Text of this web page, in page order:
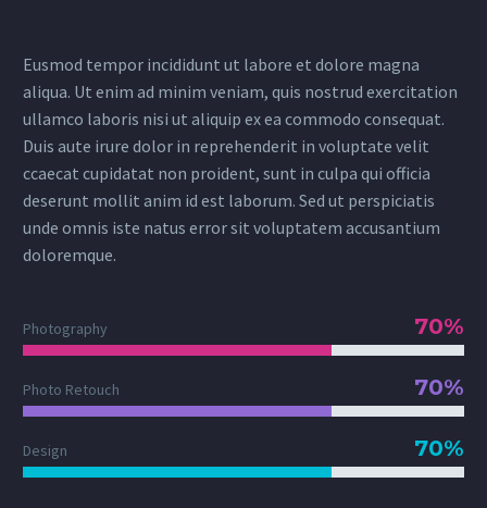
Eusmod tempor incididunt ut labore et dolore magna
aliqua. Ut enim ad minim veniam, quis nostrud exercitation
ullamco laboris nisi ut aliquip ex ea commodo consequat.
Duis aute irure dolor in reprehenderit in voluptate velit
ccaecat cupidatat non proident, sunt in culpa qui officia
deserunt mollit anim id est laborum. Sed ut perspiciatis
unde omnis iste natus error sit voluptatem accusantium
doloremque.
Photography 70%
Photo Retouch 70%
Design 70%